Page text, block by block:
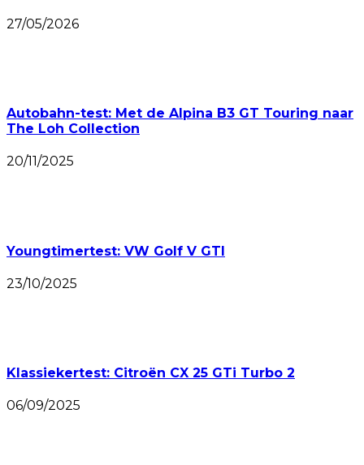
27/05/2026
Autobahn-test: Met de Alpina B3 GT Touring naar
The Loh Collection
20/11/2025
Youngtimertest: VW Golf V GTI
23/10/2025
Klassiekertest: Citroën CX 25 GTi Turbo 2
06/09/2025